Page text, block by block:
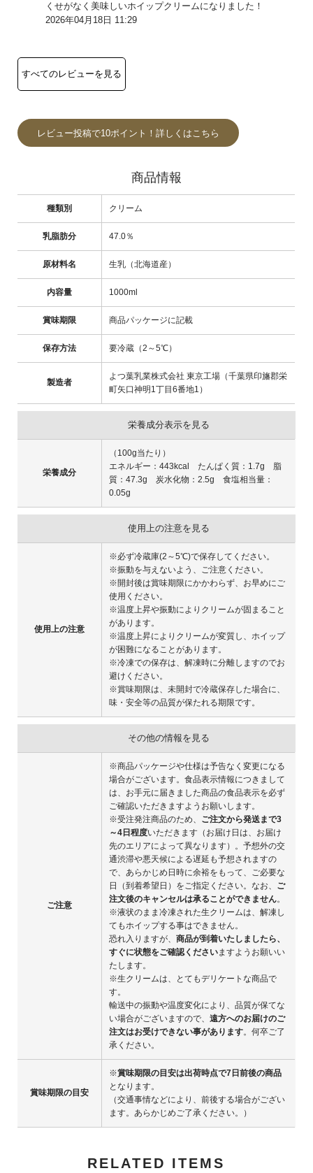
くせがなく美味しいホイップクリームになりました！
2026年04月18日 11:29
レビュー投稿で10ポイント！詳しくはこちら
商品情報
種類別 クリーム
乳脂肪分 47.0％
原材料名 生乳（北海道産）
内容量 1000ml
賞味期限 商品パッケージに記載
保存方法 要冷蔵（2～5℃）
製造者
よつ葉乳業株式会社 東京工場（千葉県印旛郡栄
町矢口神明1丁目6番地1）
栄養成分表示を見る
栄養成分
（100g当たり）
エネルギー：443kcal たんぱく質：1.7g 脂
質：47.3g 炭水化物：2.5g 食塩相当量：
0.05g
使用上の注意を見る
使用上の注意
※必ず冷蔵庫(2～5℃)で保存してください。
※振動を与えないよう、ご注意ください。
※開封後は賞味期限にかかわらず、お早めにご
使用ください。
※温度上昇や振動によりクリームが固まること
があります。
※温度上昇によりクリームが変質し、ホイップ
が困難になることがあります。
※冷凍での保存は、解凍時に分離しますのでお
避けください。
※賞味期限は、未開封で冷蔵保存した場合に、
味・安全等の品質が保たれる期限です。
その他の情報を見る
ご注意
※商品パッケージや仕様は予告なく変更になる
場合がございます。食品表示情報につきまして
は、お手元に届きました商品の食品表示を必ず
ご確認いただきますようお願いします。
※受注発注商品のため、 ご注文から発送まで3
～4日程度いただきます（お届け日は、お届け
先のエリアによって異なります）。予想外の交
通渋滞や悪天候による遅延も予想されますの
で、あらかじめ日時に余裕をもって、ご必要な
日（到着希望日）をご指定ください。なお、 ご
注文後のキャンセルは承ることができません。
※液状のまま冷凍された生クリームは、解凍し
てもホイップする事はできません。
恐れ入りますが、商品が到着いたしましたら、
すぐに状態をご確認くださいますようお願いい
たします。
※生クリームは、とてもデリケートな商品で
す。
輸送中の振動や温度変化により、品質が保てな
い場合がございますので、遠方へのお届けのご
注文はお受けできない事があります。何卒ご了
承ください。
賞味期限の目安
※賞味期限の目安は出荷時点で7日前後の商品
となります。
（交通事情などにより、前後する場合がござい
ます。あらかじめご了承ください。）
RELATED ITEMS